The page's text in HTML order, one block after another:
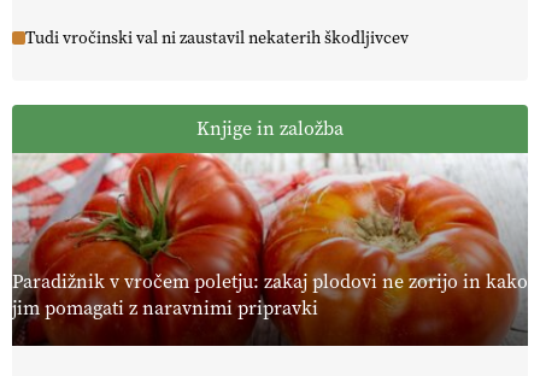
Tudi vročinski val ni zaustavil nekaterih škodljivcev
Knjige in založba
Paradižnik v vročem poletju: zakaj plodovi ne zorijo in kako
jim pomagati z naravnimi pripravki